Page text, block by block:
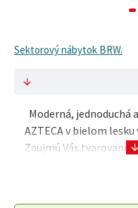
Sektorový nábytok BRW.
Moderná, jednoduchá
AZTECA v bielom
Zaujmú Vás tvarované